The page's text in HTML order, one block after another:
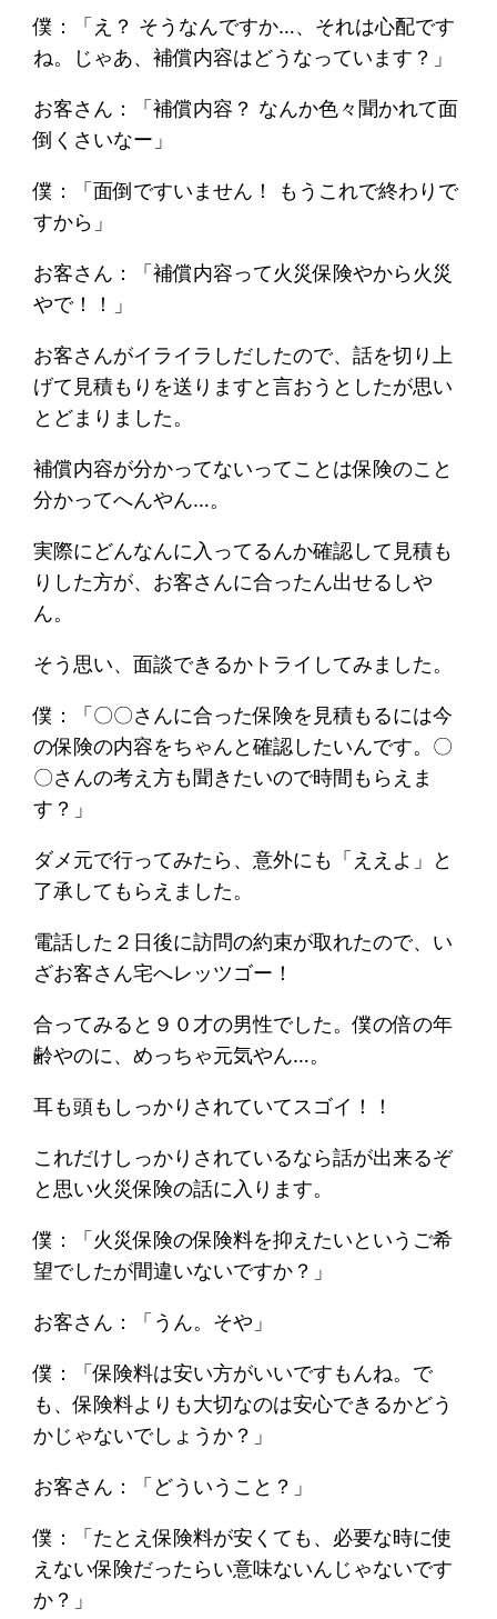
僕：「え？ そうなんですか…、それは心配です
ね。じゃあ、補償内容はどうなっています？」
お客さん：「補償内容？ なんか色々聞かれて面
倒くさいなー」
僕：「面倒ですいません！ もうこれで終わりで
すから」
お客さん：「補償内容って火災保険やから火災
やで！！」
お客さんがイライラしだしたので、話を切り上
げて見積もりを送りますと言おうとしたが思い
とどまりました。
補償内容が分かってないってことは保険のこと
分かってへんやん…。
実際にどんなんに入ってるんか確認して見積も
りした方が、お客さんに合ったん出せるしや
ん。
そう思い、面談できるかトライしてみました。
僕：「〇〇さんに合った保険を見積もるには今
の保険の内容をちゃんと確認したいんです。〇
〇さんの考え方も聞きたいので時間もらえま
す？」
ダメ元で行ってみたら、意外にも「ええよ」と
了承してもらえました。
電話した２日後に訪問の約束が取れたので、い
ざお客さん宅へレッツゴー！
合ってみると９０才の男性でした。僕の倍の年
齢やのに、めっちゃ元気やん…。
耳も頭もしっかりされていてスゴイ！！
これだけしっかりされているなら話が出来るぞ
と思い火災保険の話に入ります。
僕：「火災保険の保険料を抑えたいというご希
望でしたが間違いないですか？」
お客さん：「うん。そや」
僕：「保険料は安い方がいいですもんね。で
も、保険料よりも大切なのは安心できるかどう
かじゃないでしょうか？」
お客さん：「どういうこと？」
僕：「たとえ保険料が安くても、必要な時に使
えない保険だったらい意味ないんじゃないです
か？」